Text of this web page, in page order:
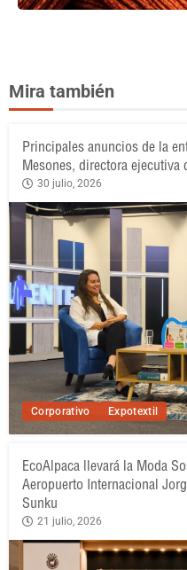
Mira también
Corporativo Expotextil
Principales anuncios de la
Mesones, directora ejecutiva
30 julio, 2026
EcoAlpaca llevará la Moda
Aeropuerto Internacional
Sunku
21 julio, 2026